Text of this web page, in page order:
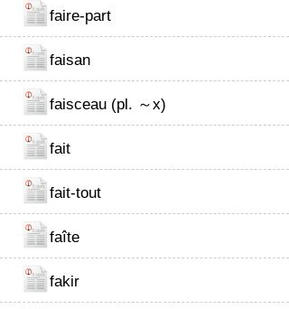
faire-part
faisan
faisceau (pl. ～x)
fait
fait-tout
faîte
fakir